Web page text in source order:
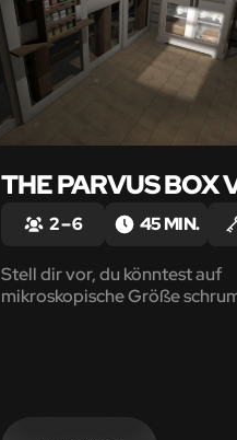
THE PARVUS BOX
2 – 6 45 MIN.
Stell dir vor, du könntest auf
mikroskopische Größe